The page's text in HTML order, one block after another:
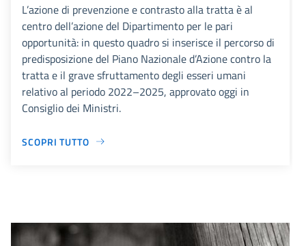
L’azione di prevenzione e contrasto alla tratta è al
centro dell’azione del Dipartimento per le pari
opportunità: in questo quadro si inserisce il percorso di
predisposizione del Piano Nazionale d’Azione contro la
tratta e il grave sfruttamento degli esseri umani
relativo al periodo 2022–2025, approvato oggi in
Consiglio dei Ministri.
SCOPRI TUTTO